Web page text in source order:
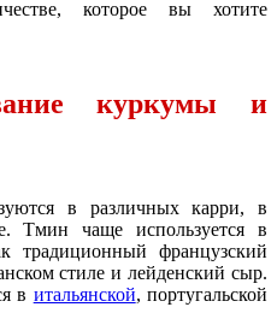
которое вы хотите
куркумы и
в различных карри, в
Тмин чаще используется в
традиционный французский
стиле и лейденский сыр.
в итальянской, португальской